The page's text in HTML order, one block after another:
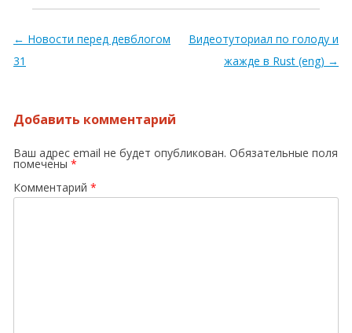
Навигация по записям
← Новости перед девблогом
31
Видеотуториал по голоду и
жажде в Rust (eng) →
Добавить комментарий
Ваш адрес email не будет опубликован. Обязательные поля
помечены *
Комментарий *